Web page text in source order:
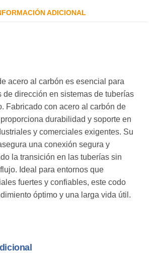
ADICIONAL
acero al carbón es esencial para
de dirección en sistemas de tuberías
Fabricado con acero al carbón de
durabilidad y soporte en
y comerciales exigentes. Su
una conexión segura y
la transición en las tuberías sin
Ideal para entornos que
fuertes y confiables, este codo
óptimo y una larga vida útil.